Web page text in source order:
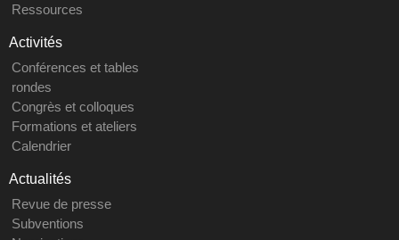
Ressources
Activités
Conférences et tables
rondes
Congrès et colloques
Formations et ateliers
Calendrier
Actualités
Revue de presse
Subventions